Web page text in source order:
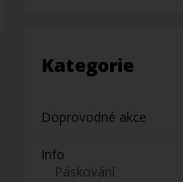
Kategorie
Doprovodné akce
Info
Páskování